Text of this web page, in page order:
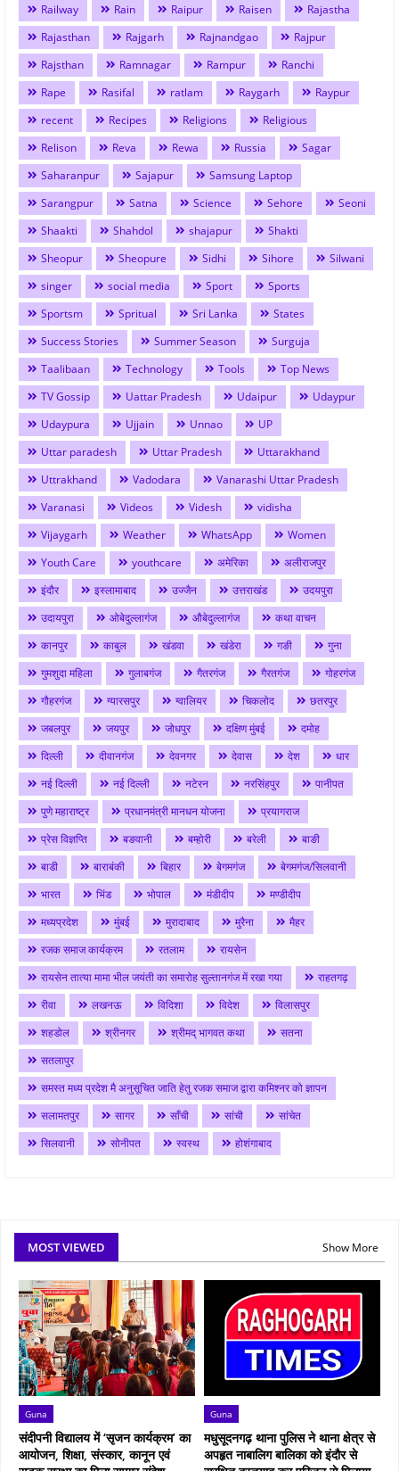
Railway
Rain Raipur Raisen
Rajastha
Rajasthan
Rajgarh Rajnandgao
Rajpur
Rajsthan
Ramnagar Rampur
Ranchi
Rape
Rasifal ratlam Raygarh
Raypur
recent
Recipes Religions
Religious
Relison
Reva Rewa Russia
Sagar
Saharanpur
Sajapur
Samsung Laptop
Sarangpur
Satna Science Sehore
Seoni
Shaakti
Shahdol shajapur
Shakti
Sheopur
Sheopure Sidhi Sihore
Silwani
singer
social media Sport
Sports
Sportsm
Spritual Sri Lanka
States
Success Stories
Summer Season
Surguja
Taalibaan
Technology Tools
Top News
TV Gossip
Uattar Pradesh Udaipur
Udaypur
Udaypura
Ujjain Unnao
UP
Uttar paradesh
Uttar Pradesh
Uttarakhand
Uttrakhand
Vadodara
Vanarashi Uttar Pradesh
Varanasi
Videos Videsh
vidisha
Vijaygarh
Weather WhatsApp
Women
Youth Care
youthcare अमेरिका
अलीराजपुर
इंदौर
इस्लामाबाद उज्जैन उत्तराखंड
उदयपुरा
उदायपुरा
ओबेदुल्लागंज औबेदुल्लागंज
कथा वाचन
कानपुर
काबुल खंडवा खंडेरा गङी
गुना
गुमशुदा महिला
गुलाबगंज गैतरगंज गैरतगंज
गोहरगंज
गौहरगंज
ग्यारसपुर ग्वालियर चिकलोद
छतरपुर
जबलपुर
जयपुर जोधपुर दक्षिण मुंबई
दमोह
दिल्ली
दीवानगंज देवनगर देवास देश
धार
नई दिल्ली
नई दिल्ली नटेरन नरसिंहपुर
पानीपत
पुणे महाराष्ट्र
प्रधानमंत्री मानधन योजना
प्रयागराज
प्रेस विज्ञप्ति
बङवानी बम्होरी बरेली
बाङी
बाडी
बाराबंकी बिहार बेगमगंज
बेगमगंज/सिलवानी
भारत
भिंड भोपाल मंडीदीप
मण्डीदीप
मध्यप्रदेश
मुंबई मुरादाबाद मुरैना
मैहर
रजक समाज कार्यक्रम
रतलाम
रायसेन
रायसेन तात्या मामा भील जयंती का समारोह सुल्तानगंज में रखा गया
राहतगढ़
रीवा
लखनऊ विदिशा विदेश
विलासपुर
शहडोल
श्रीनगर श्रीमद् भागवत कथा
सतना
सतलापुर
समस्त मध्य प्रदेश मै अनुसूचित जाति हेतु रजक समाज द्वारा कमिश्नर को ज्ञापन
सलामतपुर
सागर साँची सांची
सांचेत
सिलवानी
सोनीपत स्वस्थ होशंगाबाद
MOST VIEWED Show More
Guna
संदीपनी विद्यालय में ‘सृजन कार्यक्रम’ का
आयोजन, शिक्षा, संस्कार, कानून एवं
Guna
मधुसूदनगढ़ थाना पुलिस ने थाना क्षेत्र से
अपहृत नाबालिग बालिका को इंदौर से